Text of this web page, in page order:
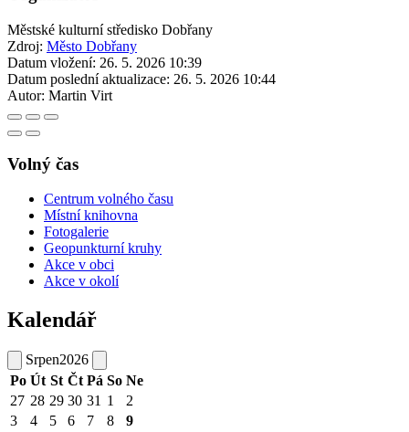
Městské kulturní středisko Dobřany
Zdroj: Město Dobřany
Datum vložení: 26. 5. 2026 10:39
Datum poslední aktualizace: 26. 5. 2026 10:44
Autor: Martin Virt
Volný čas
Centrum volného času
Místní knihovna
Fotogalerie
Geopunkturní kruhy
Akce v obci
Akce v okolí
Kalendář
Srpen2026
Po Út St Čt Pá So Ne
27 28 29 30 31 1
2
3
4 5 6 7 8 9